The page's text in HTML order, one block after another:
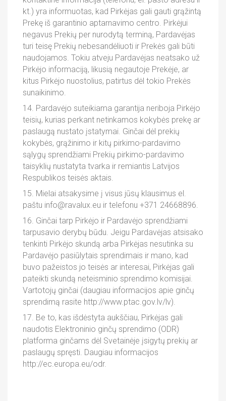
kt.) yra informuotas, kad Pirkėjas gali gauti grąžintą
Prekę iš garantinio aptarnavimo centro. Pirkėjui
negavus Prekių per nurodytą terminą, Pardavėjas
turi teisę Prekių nebesandėliuoti ir Prekės gali būti
naudojamos. Tokiu atveju Pardavėjas neatsako už
Pirkėjo informaciją, likusią negautoje Prekėje, ar
kitus Pirkėjo nuostolius, patirtus dėl tokio Prekės
sunaikinimo.
14. Pardavėjo suteikiama garantija neriboja Pirkėjo
teisių, kurias perkant netinkamos kokybės prekę ar
paslaugą nustato įstatymai. Ginčai dėl prekių
kokybės, grąžinimo ir kitų pirkimo-pardavimo
sąlygų sprendžiami Prekių pirkimo-pardavimo
taisyklių nustatyta tvarka ir remiantis Latvijos
Respublikos teisės aktais.
15. Mielai atsakysime į visus jūsų klausimus el.
paštu info@ravalux.eu ir telefonu +371 24668896.
16. Ginčai tarp Pirkėjo ir Pardavėjo sprendžiami
tarpusavio derybų būdu. Jeigu Pardavėjas atsisako
tenkinti Pirkėjo skundą arba Pirkėjas nesutinka su
Pardavėjo pasiūlytais sprendimais ir mano, kad
buvo pažeistos jo teisės ar interesai, Pirkėjas gali
pateikti skundą neteisminio sprendimo komisijai.
Vartotojų ginčai (daugiau informacijos apie ginčų
sprendimą rasite http://www.ptac.gov.lv/lv).
17. Be to, kas išdėstyta aukščiau, Pirkėjas gali
naudotis Elektroninio ginčų sprendimo (ODR)
platforma ginčams dėl Svetainėje įsigytų prekių ar
paslaugų spręsti. Daugiau informacijos
http://ec.europa.eu/odr.